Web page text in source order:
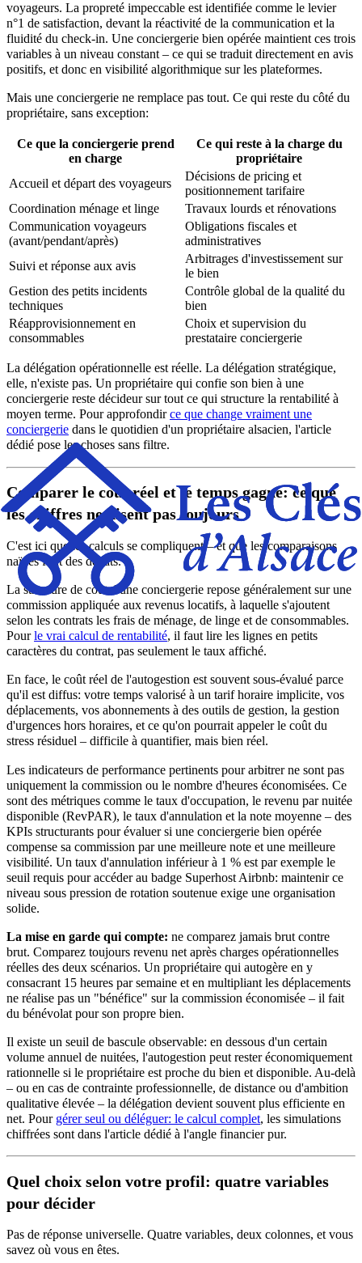
voyageurs. La propreté impeccable est identifiée comme le levier
n°1 de satisfaction, devant la réactivité de la communication et la
fluidité du check-in. Une conciergerie bien opérée maintient ces trois
variables à un niveau constant – ce qui se traduit directement en avis
positifs, et donc en visibilité algorithmique sur les plateformes.
Mais une conciergerie ne remplace pas tout. Ce qui reste du côté du
propriétaire, sans exception:
Ce que la conciergerie prend
en charge
Ce qui reste à la charge du
propriétaire
Accueil et départ des voyageurs
Décisions de pricing et
positionnement tarifaire
Coordination ménage et linge
Travaux lourds et rénovations
Communication voyageurs
(avant/pendant/après)
Obligations fiscales et
administratives
Suivi et réponse aux avis
Arbitrages d'investissement sur
le bien
Gestion des petits incidents
techniques
Contrôle global de la qualité du
bien
Réapprovisionnement en
consommables
Choix et supervision du
prestataire conciergerie
La délégation opérationnelle est réelle. La délégation stratégique,
elle, n'existe pas. Un propriétaire qui confie son bien à une
conciergerie reste décideur sur tout ce qui structure la rentabilité à
moyen terme. Pour approfondirce que change vraiment une
conciergerie dans le quotidien d'un propriétaire alsacien, l'article
dédié pose les choses sans filtre.
Comparer le coût réel et le temps gagné: ce que
les chiffres ne disent pas toujours
C'est ici que les calculs se compliquent – et que les comparaisons
naïves font des dégâts.
La structure de coût d'une conciergerie repose généralement sur une
commission appliquée aux revenus locatifs, à laquelle s'ajoutent
selon les contrats les frais de ménage, de linge et de consommables.
Pourle vrai calcul de rentabilité, il faut lire les lignes en petits
caractères du contrat, pas seulement le taux affiché.
En face, le coût réel de l'autogestion est souvent sous-évalué parce
qu'il est diffus: votre temps valorisé à un tarif horaire implicite, vos
déplacements, vos abonnements à des outils de gestion, la gestion
d'urgences hors horaires, et ce qu'on pourrait appeler le coût du
stress résiduel – difficile à quantifier, mais bien réel.
Les indicateurs de performance pertinents pour arbitrer ne sont pas
uniquement la commission ou le nombre d'heures économisées. Ce
sont des métriques comme le taux d'occupation, le revenu par nuitée
disponible (RevPAR), le taux d'annulation et la note moyenne – des
KPIs structurants pour évaluer si une conciergerie bien opérée
compense sa commission par une meilleure note et une meilleure
visibilité. Un taux d'annulation inférieur à 1 % est par exemple le
seuil requis pour accéder au badge Superhost Airbnb: maintenir ce
niveau sous pression de rotation soutenue exige une organisation
solide.
La mise en garde qui compte: ne comparez jamais brut contre
brut. Comparez toujours revenu net après charges opérationnelles
réelles des deux scénarios. Un propriétaire qui autogère en y
consacrant 15 heures par semaine et en multipliant les déplacements
ne réalise pas un "bénéfice" sur la commission économisée – il fait
du bénévolat pour son propre bien.
Il existe un seuil de bascule observable: en dessous d'un certain
volume annuel de nuitées, l'autogestion peut rester économiquement
rationnelle si le propriétaire est proche du bien et disponible. Au-delà
– ou en cas de contrainte professionnelle, de distance ou d'ambition
qualitative élevée – la délégation devient souvent plus efficiente en
net. Pour gérer seul ou déléguer: le calcul complet, les simulations
chiffrées sont dans l'article dédié à l'angle financier pur.
Quel choix selon votre profil: quatre variables
pour décider
Pas de réponse universelle. Quatre variables, deux colonnes, et vous
savez où vous en êtes.